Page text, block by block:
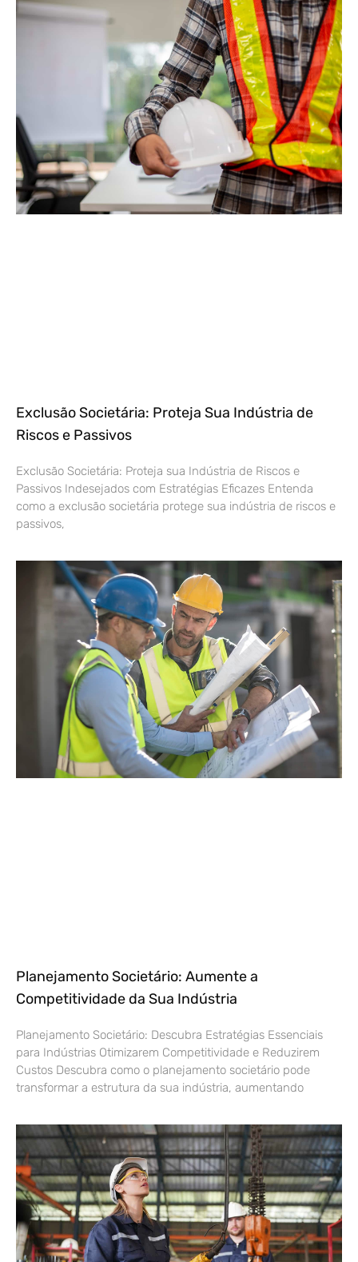
Exclusão Societária: Proteja Sua Indústria de
Riscos e Passivos
Exclusão Societária: Proteja sua Indústria de Riscos e
Passivos Indesejados com Estratégias Eficazes Entenda
como a exclusão societária protege sua indústria de riscos e
passivos,
Planejamento Societário: Aumente a
Competitividade da Sua Indústria
Planejamento Societário: Descubra Estratégias Essenciais
para Indústrias Otimizarem Competitividade e Reduzirem
Custos Descubra como o planejamento societário pode
transformar a estrutura da sua indústria, aumentando